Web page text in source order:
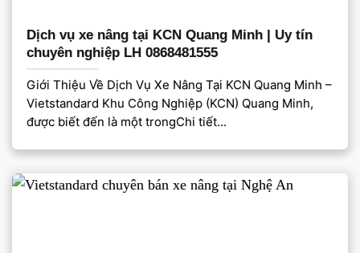
Dịch vụ xe nâng tại KCN Quang Minh | Uy tín
chuyên nghiệp LH 0868481555
Giới Thiệu Về Dịch Vụ Xe Nâng Tại KCN Quang Minh –
Vietstandard Khu Công Nghiệp (KCN) Quang Minh,
được biết đến là một trongChi tiết...